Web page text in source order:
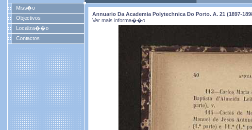
Miss�o
Objectivos
Localiza��o
Contactos
Annuario Da Academia Polytechnica Do Porto. A. 21 (1897-
Ver mais informa��o